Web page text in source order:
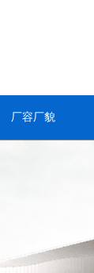
厂容厂貌